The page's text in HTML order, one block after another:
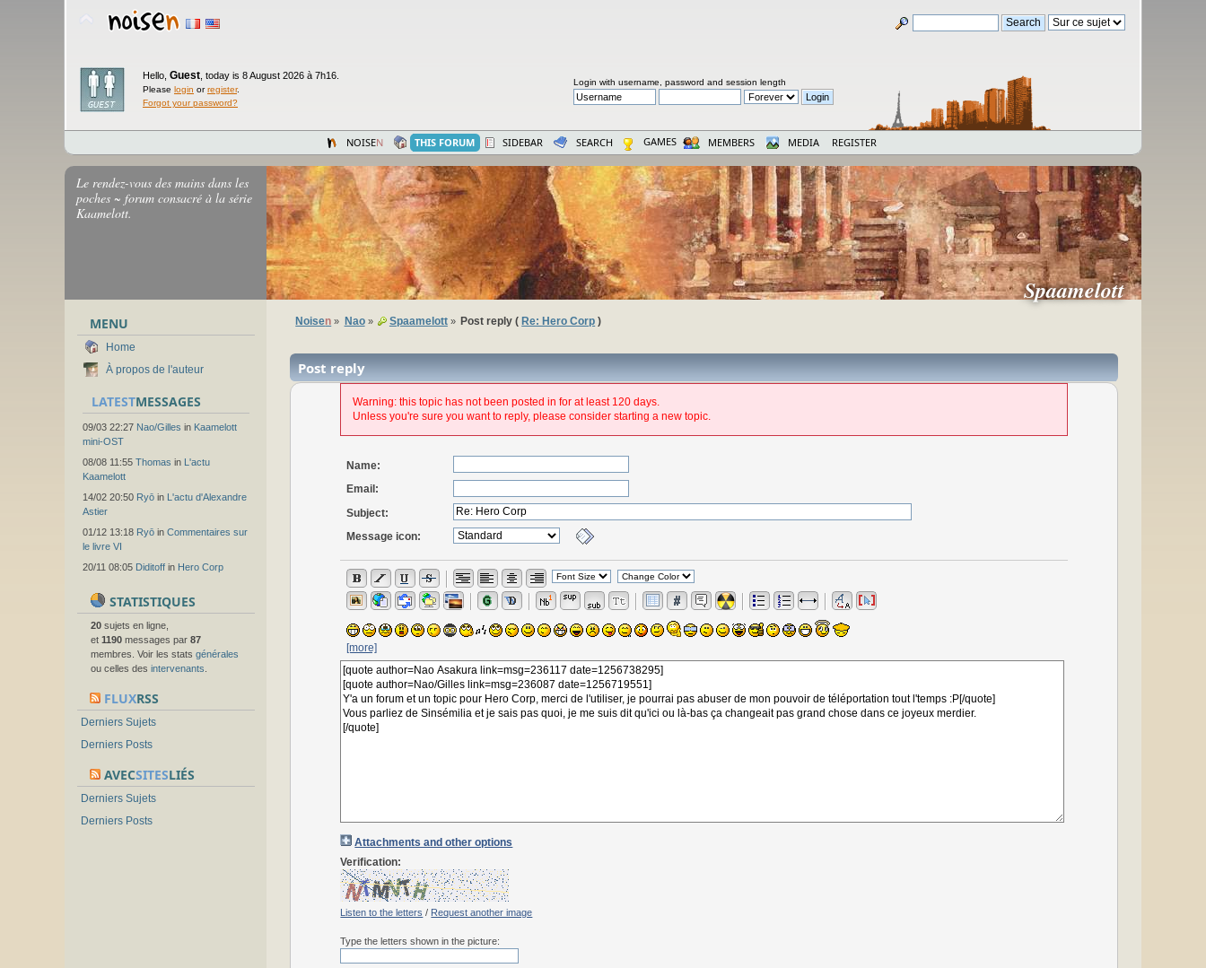
Hello, Guest today is 8 August 2026 à 7h16.
Please login orregister.
Forgot your password?
Login with username, password and session length
NOISEN THIS FORUM SIDEBAR SEARCH GAMES MEMBERS MEDIA REGISTER
Le rendez-vous des mains dans les
poches ~ forum consacré à la série
Kaamelott.
MENU
Home
À propos de l'auteur
LATESTMESSAGES
09/03 22:27 Nao/Gilles in Kaamelott
mini-OST
08/08 11:55 Thomas in L'actu
Kaamelott
14/02 20:50 Ryō in L'actu d'Alexandre
Astier
01/12 13:18 Ryō in Commentaires sur
le livre VI
20/11 08:05 Diditoff in Hero Corp
STATISTIQUES
20 sujets en ligne,
et 1190 messages par 87
membres. Voir les stats générales
ou celles des intervenants
FLUXRSS
Derniers Sujets
Derniers Posts
AVECSITESLIÉS
Derniers Sujets
Derniers Posts
Spaamelott
Noisen » Nao» Spaamelott» Post reply ( Re: Hero Corp )
Post reply
Warning: this topic has not been posted in for at least 120 days.
Unless you're sure you want to reply, please consider starting a new topic.
Name:
Email:
Subject:
Message icon:
[more]
Attachments and other options
Verification:
Listen to the letters / Request another image
Type the letters shown in the picture: